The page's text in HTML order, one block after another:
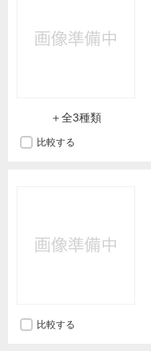
＋全3種類
比較する
比較する